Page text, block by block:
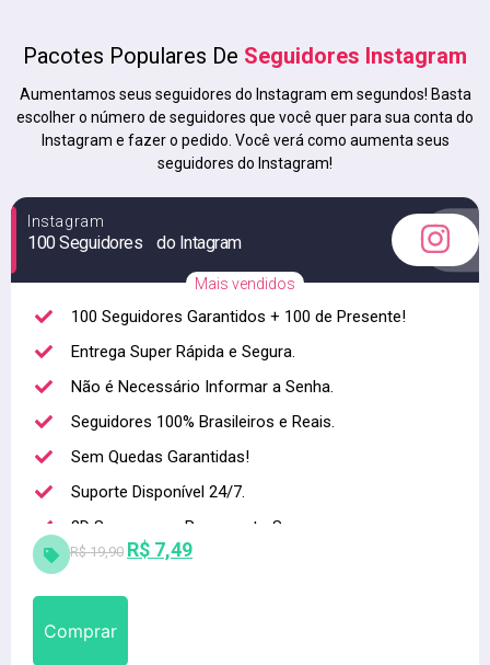
Pacotes Populares De Seguidores Instagram
Aumentamos seus seguidores do Instagram em segundos! Basta
escolher o número de seguidores que você quer para sua conta do
Instagram e fazer o pedido. Você verá como aumenta seus
seguidores do Instagram!
Instagram
100 Seguidores do Intagram
100 Seguidores Garantidos + 100 de Presente!
Entrega Super Rápida e Segura.
Não é Necessário Informar a Senha.
Seguidores 100% Brasileiros e Reais.
Sem Quedas Garantidas!
Suporte Disponível 24/7.
3D Secure para Pagamento Seguro.
Alta qualidade
Mais vendidos
R$19,90 R$ 7,49
Comprar